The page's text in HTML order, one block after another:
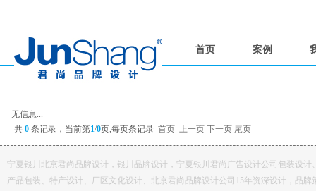
首页 案例
无信息...
共 0 条记录，当前第1/0页,每页条记录 首页 上一页 下一页 尾页
宁夏银川北京君尚品牌设计，银川品牌设计，宁夏银川君尚广告设计公司包装设
产品包装、特产设计、厂区文化设计、北京君尚品牌设计公司15年资深设计，品